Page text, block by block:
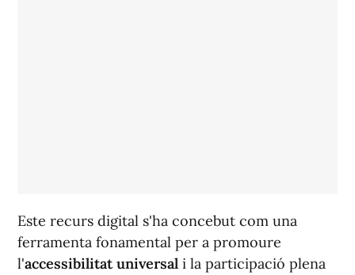
Este recurs digital s'ha concebut com una
ferramenta fonamental per a promoure
l'accessibilitat universal i la participació plena